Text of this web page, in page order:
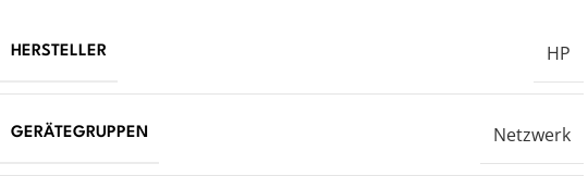
HERSTELLER HP
GERÄTEGRUPPEN Netzwerk